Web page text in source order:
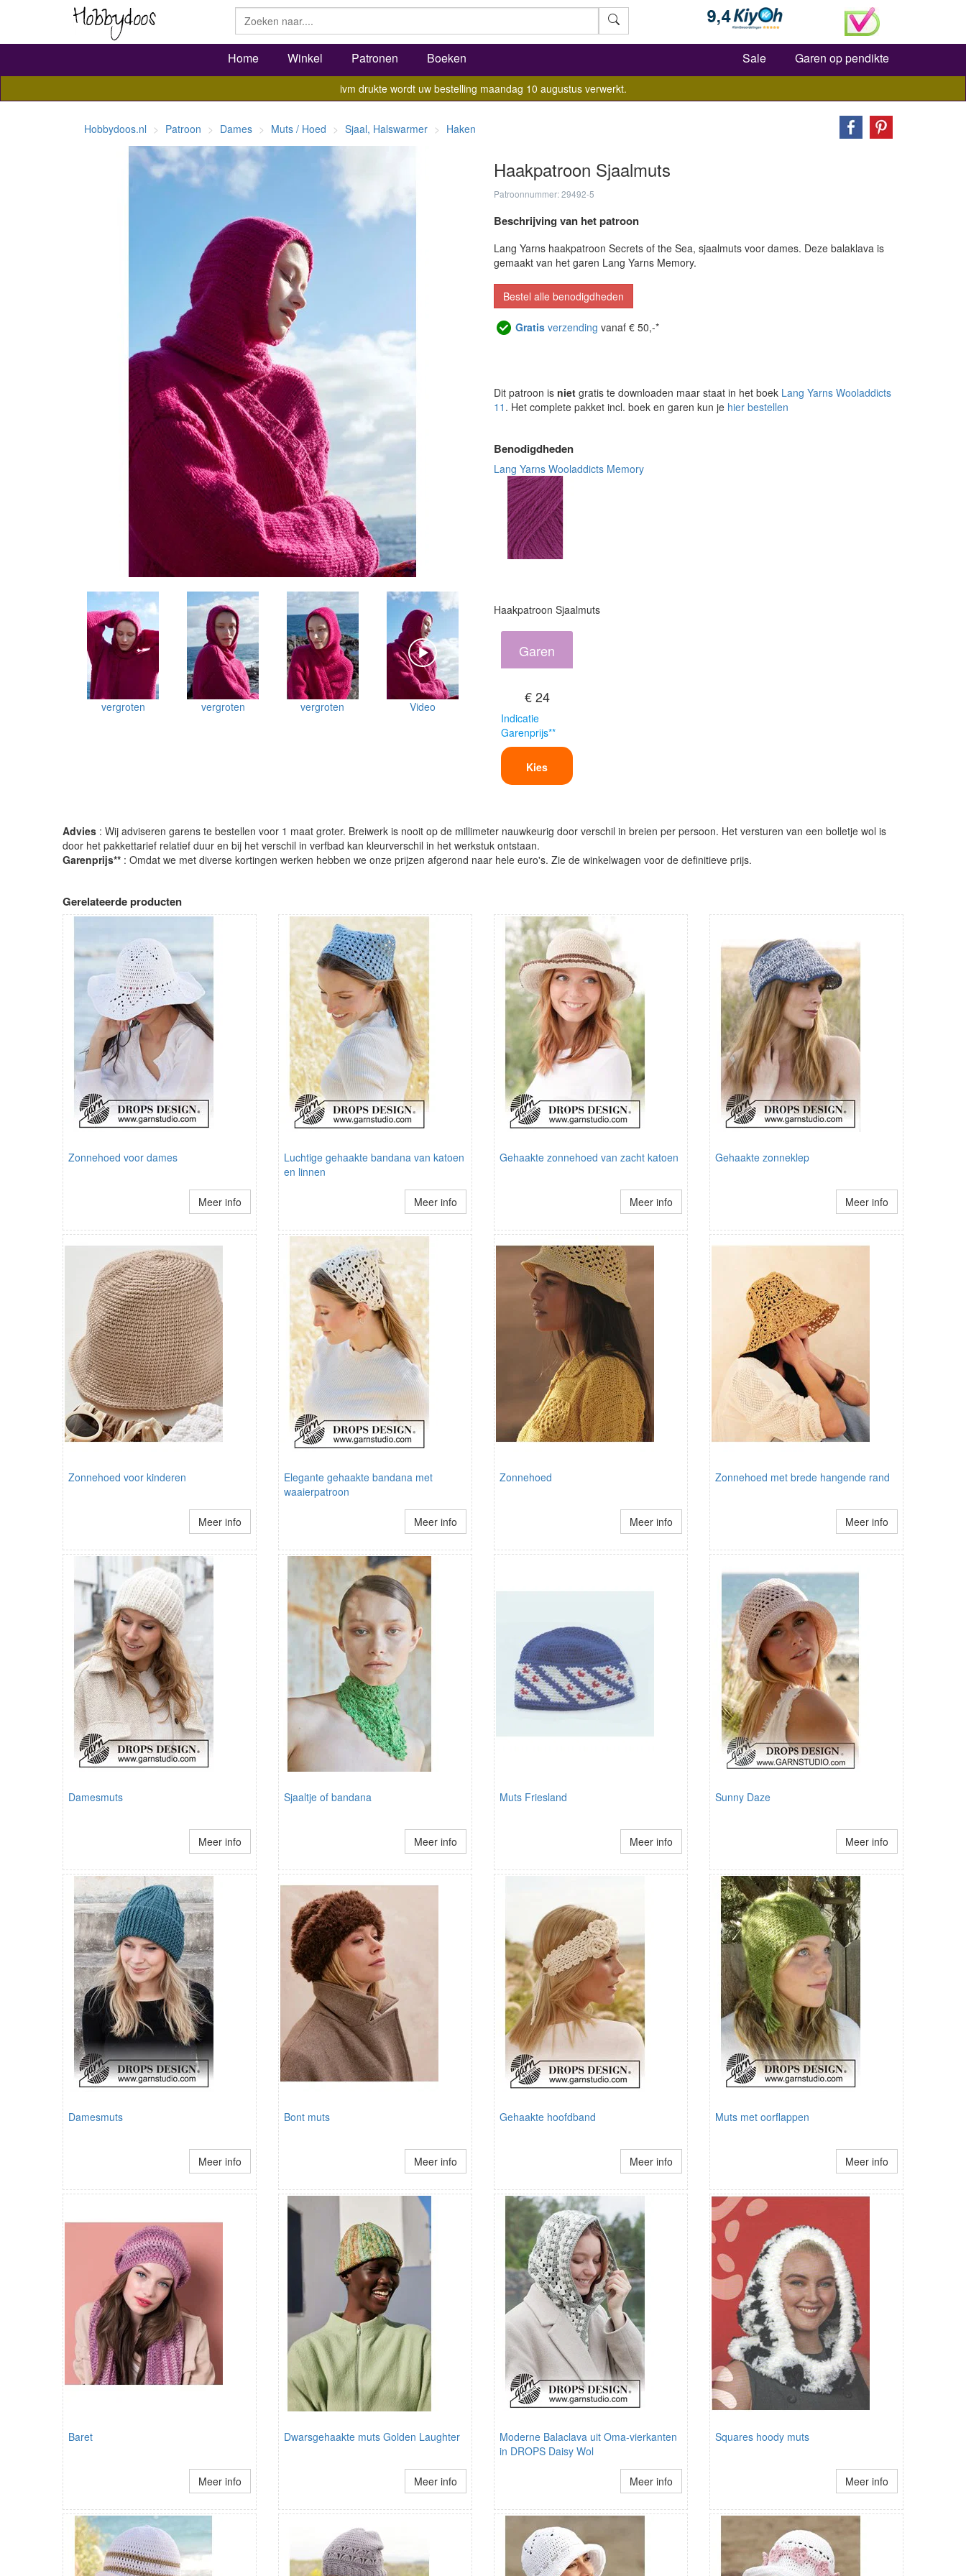
Zoeken
Home Winkel Patronen Boeken Sale Garen op pendikte
ivm drukte wordt uw bestelling maandag 10 augustus verwerkt.
Hobbydoos.nl Patroon Dames Muts / Hoed Sjaal, Halswarmer Haken
vergroten vergroten vergroten Video
Haakpatroon Sjaalmuts
Patroonnummer: 29492-5
Beschrijving van het patroon
Lang Yarns haakpatroon Secrets of the Sea, sjaalmuts voor dames. Deze balaklava is
gemaakt van het garen Lang Yarns Memory.
Bestel alle benodigdheden
Gratis verzending vanaf € 50,-*
Dit patroon is niet gratis te downloaden maar staat in het boek Lang Yarns Wooladdicts
11 . Het complete pakket incl. boek en garen kun je hier bestellen
Benodigdheden
Lang Yarns Wooladdicts Memory
Haakpatroon Sjaalmuts
Garen
€ 24
Indicatie
Garenprijs**
Kies
Advies : Wij adviseren garens te bestellen voor 1 maat groter. Breiwerk is nooit op de millimeter nauwkeurig door verschil in breien per persoon. Het versturen van een bolletje wol is
door het pakkettarief relatief duur en bij het verschil in verfbad kan kleurverschil in het werkstuk ontstaan.
Garenprijs** : Omdat we met diverse kortingen werken hebben we onze prijzen afgerond naar hele euro's. Zie de winkelwagen voor de definitieve prijs.
Gerelateerde producten
Zonnehoed voor dames
Meer info
Luchtige gehaakte bandana van katoen
en linnen
Meer info
Gehaakte zonnehoed van zacht katoen
Meer info
Gehaakte zonneklep
Meer info
Zonnehoed voor kinderen
Meer info
Elegante gehaakte bandana met
waaierpatroon
Meer info
Zonnehoed
Meer info
Zonnehoed met brede hangende rand
Meer info
Damesmuts
Meer info
Sjaaltje of bandana
Meer info
Muts Friesland
Meer info
Sunny Daze
Meer info
Damesmuts
Meer info
Bont muts
Meer info
Gehaakte hoofdband
Meer info
Muts met oorflappen
Meer info
Baret
Meer info
Dwarsgehaakte muts Golden Laughter
Meer info
Moderne Balaclava uit Oma-vierkanten
in DROPS Daisy Wol
Meer info
Squares hoody muts
Meer info